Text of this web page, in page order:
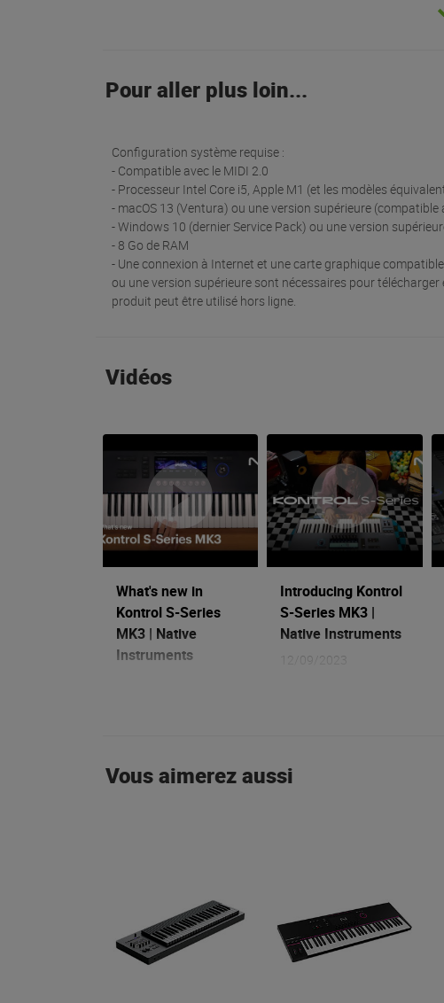
Pour aller plus loin...
Configuration système requise :
- Compatible avec le MIDI 2.0
- Processeur Intel Core i5, Apple M1 (et les modèles
- macOS 13 (Ventura) ou une version supérieure (compatible
- Windows 10 (dernier Service Pack) ou une version
- 8 Go de RAM
- Une connexion à Internet et une carte graphique
ou une version supérieure sont nécessaires pour
produit peut être utilisé hors ligne.
Vidéos
What's new in
Kontrol S-Series
MK3 | Native
Instruments
Introducing Kontrol
S-Series MK3 |
Native Instruments
12/09/2023
Vous aimerez aussi